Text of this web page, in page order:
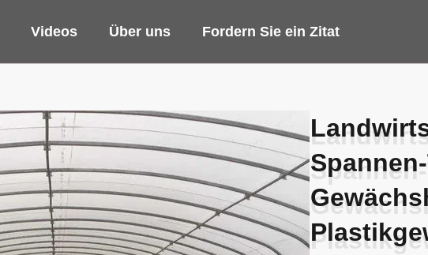
Videos Über uns Fordern Sie ein Zitat